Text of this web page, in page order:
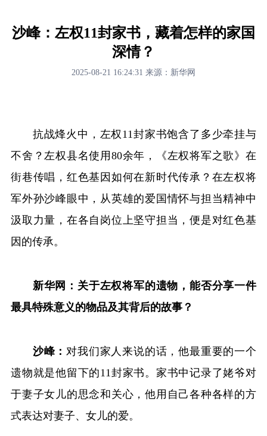
沙峰：左权11封家书，藏着怎样的家国
深情？
2025-08-21 16:24:31 来源：新华网
抗战烽火中，左权11封家书饱含了多少牵挂与
不舍？左权县名使用80余年，《左权将军之歌》在
街巷传唱，红色基因如何在新时代传承？在左权将
军外孙沙峰眼中，从英雄的爱国情怀与担当精神中
汲取力量，在各自岗位上坚守担当，便是对红色基
因的传承。
新华网：关于左权将军的遗物，能否分享一件
最具特殊意义的物品及其背后的故事？
沙峰：对我们家人来说的话，他最重要的一个
遗物就是他留下的11封家书。家书中记录了姥爷对
于妻子女儿的思念和关心，他用自己各种各样的方
式表达对妻子、女儿的爱。